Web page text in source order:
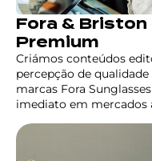
Fora & Briston
Premium
Criámos conteúdos
percepção de
marcas Fora
imediato em